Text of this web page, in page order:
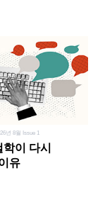
년 8월 Issue 1
이 다시
유